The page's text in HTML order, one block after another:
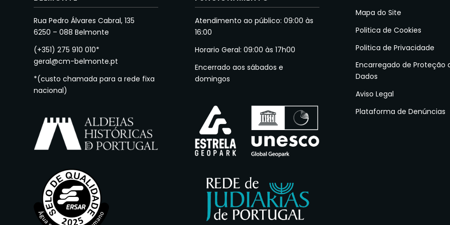
Rua Pedro Álvares Cabral, 135
6250 – 088 Belmonte
(+351) 275 910 010*
geral@cm-belmonte.pt
*(custo chamada para a rede fixa
nacional)
Atendimento ao público: 09:00 às
16:00
Horario Geral: 09:00 às 17h00
Encerrado aos sábados e
domingos
Mapa do Site
Politica de Cookies
Politica de Privacidade
Encarregado de Proteção
Dados
Aviso Legal
Plataforma de Denúncias